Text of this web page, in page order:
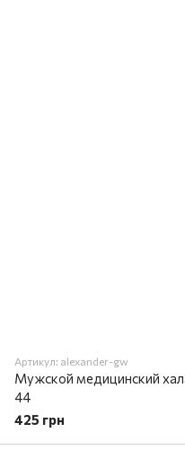
Артикул: alexander-gw
Мужской медицинский
44
425 грн